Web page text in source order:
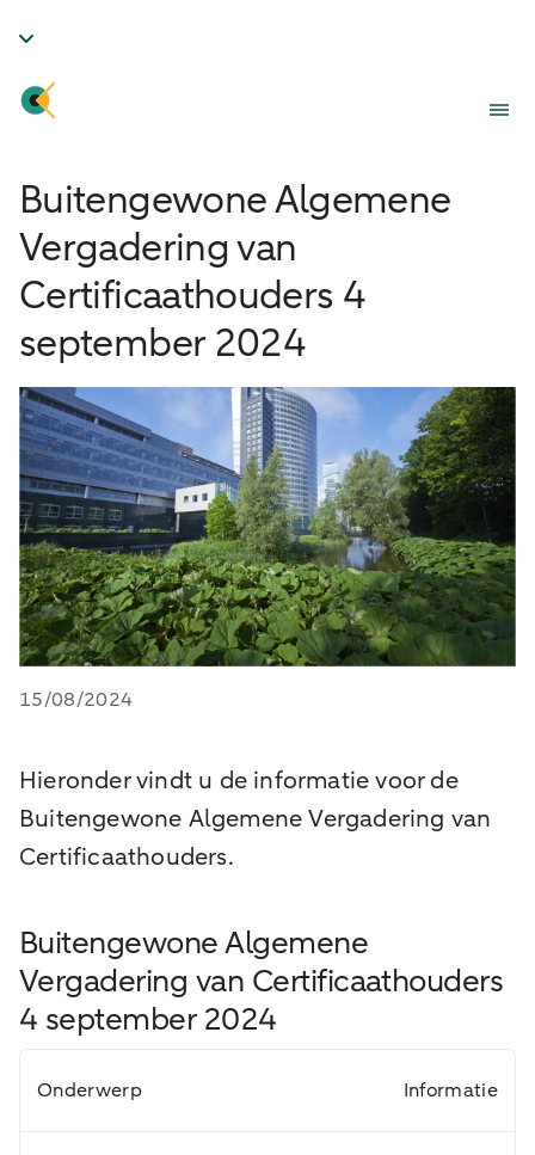
Buitengewone Algemene
Vergadering van
Certificaathouders 4
september 2024
15/08/2024
Hieronder vindt u de informatie voor de
Buitengewone Algemene Vergadering van
Certificaathouders.
Buitengewone Algemene
Vergadering van Certificaathouders
4 september 2024
Onderwerp Informatie